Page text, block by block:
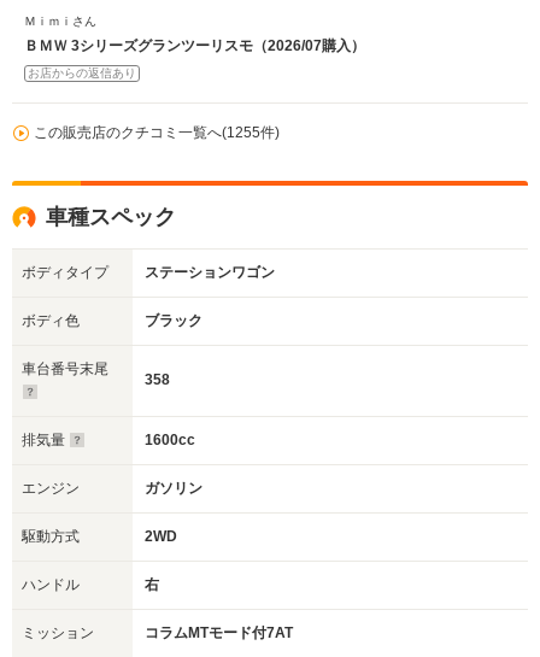
Ｍｉｍｉさん
ＢＭＷ 3シリーズグランツーリスモ（2026/07購入）
お店からの返信あり
この販売店のクチコミ一覧へ(1255件)
車種スペック
ボディタイプ ステーションワゴン
ボディ色 ブラック
車台番号末尾
358
排気量 1600cc
エンジン ガソリン
駆動方式 2WD
ハンドル 右
ミッション コラムMTモード付7AT